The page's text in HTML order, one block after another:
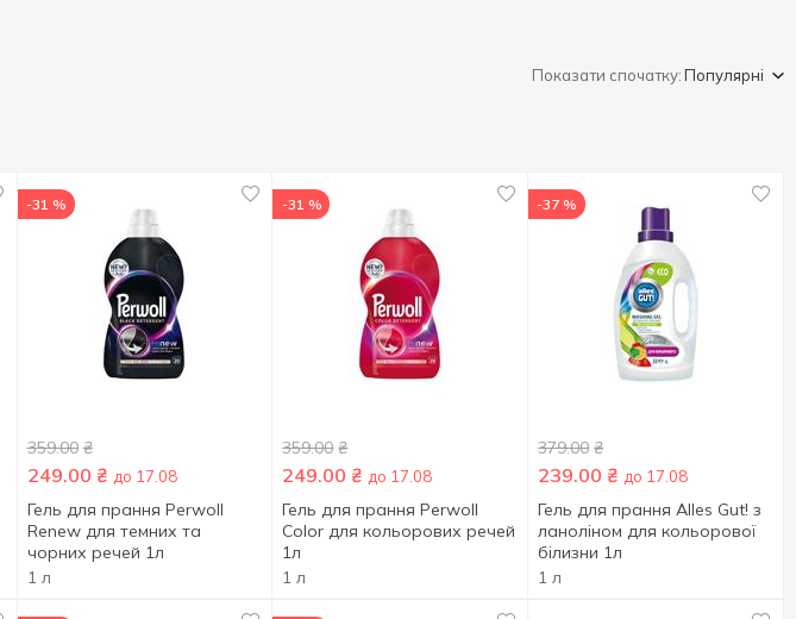
Показати спочатку:Популярні
-31 %
359.00 ₴
249.00 ₴ до 17.08
Гель для прання Perwoll
Renew для темних та
чорних речей 1л
1 л
-31 %
359.00 ₴
249.00 ₴ до 17.08
Гель для прання Perwoll
Color для кольорових речей
1л
1 л
-37 %
379.00 ₴
239.00 ₴ до 17.08
Гель для прання Alles Gut! з
ланоліном для кольорової
білизни 1л
1 л